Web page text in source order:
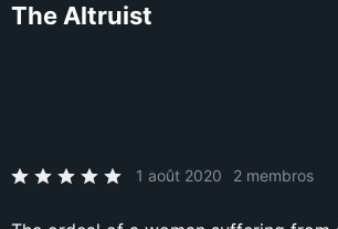
The Altruist
1 août 2020 2 membros